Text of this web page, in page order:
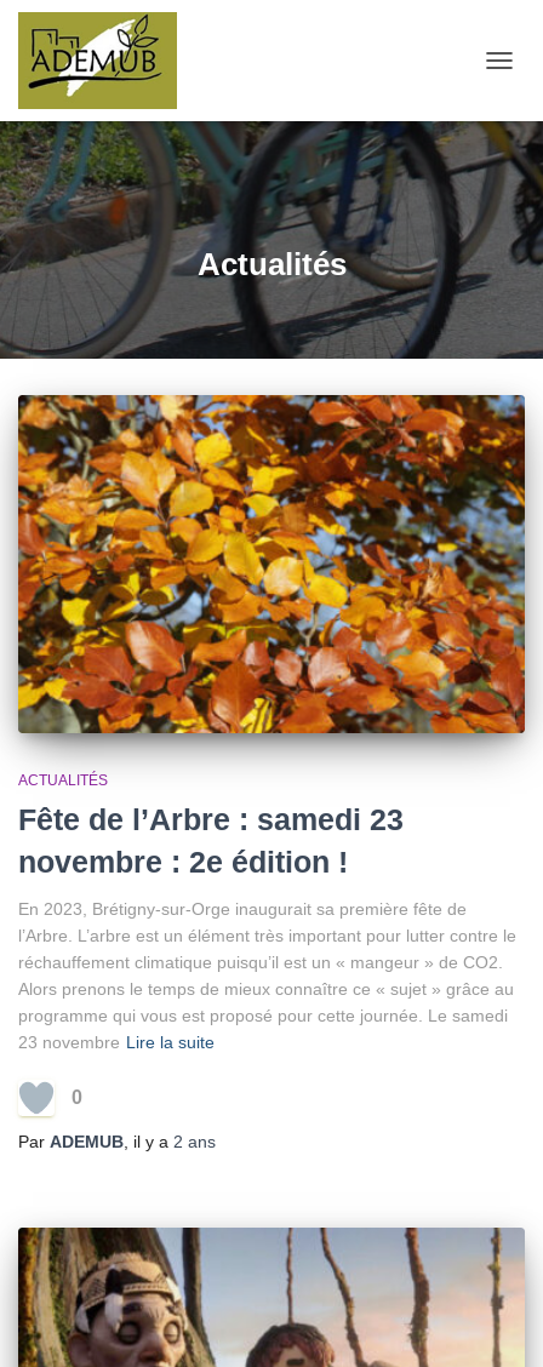
Actualités
ACTUALITÉS
Fête de l’Arbre : samedi 23
novembre : 2e édition !
En 2023, Brétigny-sur-Orge inaugurait sa première fête de
l’Arbre. L’arbre est un élément très important pour lutter contre le
réchauffement climatique puisqu’il est un « mangeur » de CO2.
Alors prenons le temps de mieux connaître ce « sujet » grâce au
programme qui vous est proposé pour cette journée. Le samedi
23 novembre Lire la suite
0
Par ADEMUB , il y a 2 ans